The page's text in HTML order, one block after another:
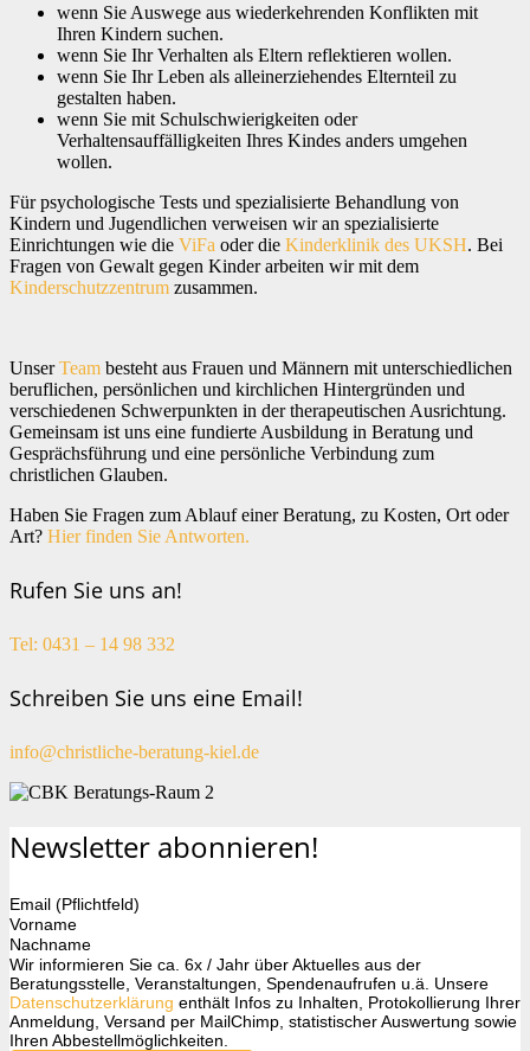
wenn Sie Auswege aus wiederkehrenden Konflikten mit
Ihren Kindern suchen.
wenn Sie Ihr Verhalten als Eltern reflektieren wollen.
wenn Sie Ihr Leben als alleinerziehendes Elternteil zu
gestalten haben.
wenn Sie mit Schulschwierigkeiten oder
Verhaltensauffälligkeiten Ihres Kindes anders umgehen
wollen.
Für psychologische Tests und spezialisierte Behandlung von
Kindern und Jugendlichen verweisen wir an spezialisierte
Einrichtungen wie die ViFa oder die Kinderklinik des UKSH. Bei
Fragen von Gewalt gegen Kinder arbeiten wir mit dem
Kinderschutzzentrum zusammen.
UnserTeam besteht aus Frauen und Männern mit unterschiedlichen
beruflichen, persönlichen und kirchlichen Hintergründen und
verschiedenen Schwerpunkten in der therapeutischen Ausrichtung.
Gemeinsam ist uns eine fundierte Ausbildung in Beratung und
Gesprächsführung und eine persönliche Verbindung zum
christlichen Glauben.
Haben Sie Fragen zum Ablauf einer Beratung, zu Kosten, Ort oder
Art? Hier finden Sie Antworten.
Rufen Sie uns an!
Tel: 0431 – 14 98 332
Schreiben Sie uns eine Email!
info@christliche-beratung-kiel.de
Newsletter abonnieren!
Email (Pflichtfeld)
Vorname
Nachname
Wir informieren Sie ca. 6x / Jahr über Aktuelles aus der
Beratungsstelle, Veranstaltungen, Spendenaufrufen u.ä. Unsere
Datenschutzerklärung enthält Infos zu Inhalten, Protokollierung Ihrer
Anmeldung, Versand per MailChimp, statistischer Auswertung sowie
Ihren Abbestellmöglichkeiten.